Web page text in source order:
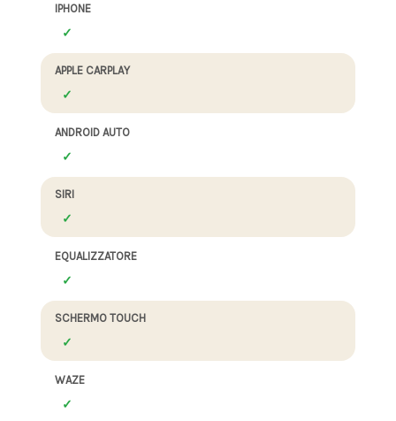
IPHONE
APPLE CARPLAY
ANDROID AUTO
SIRI
EQUALIZZATORE
SCHERMO TOUCH
WAZE